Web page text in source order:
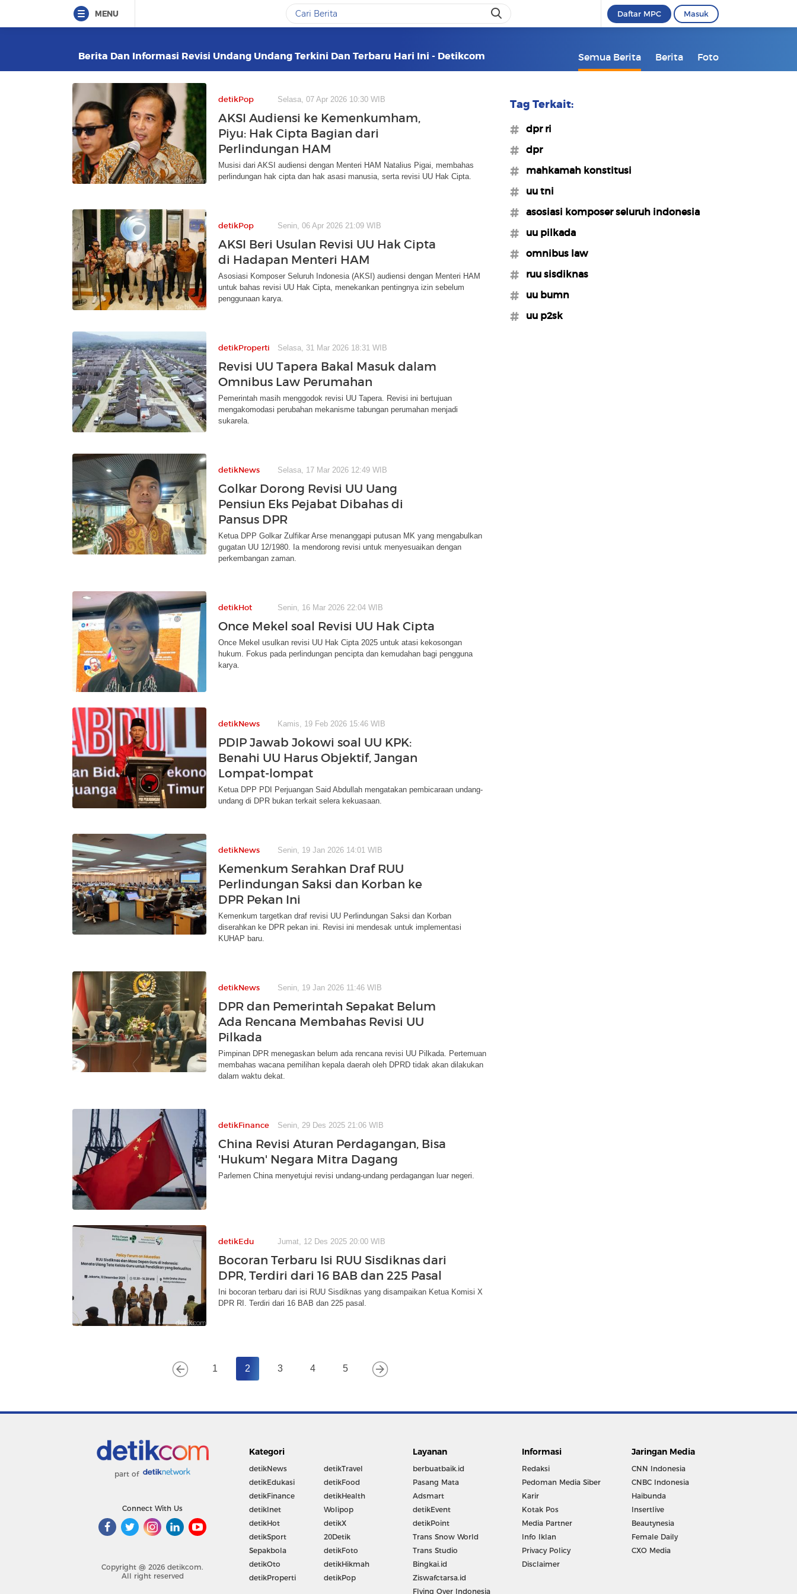
MENU Daftar MPC Masuk
Berita Dan Informasi Revisi Undang Undang Terkini Dan Terbaru Hari Ini - Detikcom Semua Berita Berita Foto
detikPop Selasa, 07 Apr 2026 10:30 WIB
AKSI Audiensi ke Kemenkumham,
Piyu: Hak Cipta Bagian dari
Perlindungan HAM
Musisi dari AKSI audiensi dengan Menteri HAM Natalius Pigai, membahas
perlindungan hak cipta dan hak asasi manusia, serta revisi UU Hak Cipta.
detikPop Senin, 06 Apr 2026 21:09 WIB
AKSI Beri Usulan Revisi UU Hak Cipta
di Hadapan Menteri HAM
Asosiasi Komposer Seluruh Indonesia (AKSI) audiensi dengan Menteri HAM
untuk bahas revisi UU Hak Cipta, menekankan pentingnya izin sebelum
penggunaan karya.
detikProperti Selasa, 31 Mar 2026 18:31 WIB
Revisi UU Tapera Bakal Masuk dalam
Omnibus Law Perumahan
Pemerintah masih menggodok revisi UU Tapera. Revisi ini bertujuan
mengakomodasi perubahan mekanisme tabungan perumahan menjadi
sukarela.
detikNews Selasa, 17 Mar 2026 12:49 WIB
Golkar Dorong Revisi UU Uang
Pensiun Eks Pejabat Dibahas di
Pansus DPR
Ketua DPP Golkar Zulfikar Arse menanggapi putusan MK yang mengabulkan
gugatan UU 12/1980. Ia mendorong revisi untuk menyesuaikan dengan
perkembangan zaman.
detikHot Senin, 16 Mar 2026 22:04 WIB
Once Mekel soal Revisi UU Hak Cipta
Once Mekel usulkan revisi UU Hak Cipta 2025 untuk atasi kekosongan
hukum. Fokus pada perlindungan pencipta dan kemudahan bagi pengguna
karya.
detikNews Kamis, 19 Feb 2026 15:46 WIB
PDIP Jawab Jokowi soal UU KPK:
Benahi UU Harus Objektif, Jangan
Lompat-lompat
Ketua DPP PDI Perjuangan Said Abdullah mengatakan pembicaraan undang-
undang di DPR bukan terkait selera kekuasaan.
detikNews Senin, 19 Jan 2026 14:01 WIB
Kemenkum Serahkan Draf RUU
Perlindungan Saksi dan Korban ke
DPR Pekan Ini
Kemenkum targetkan draf revisi UU Perlindungan Saksi dan Korban
diserahkan ke DPR pekan ini. Revisi ini mendesak untuk implementasi
KUHAP baru.
detikNews Senin, 19 Jan 2026 11:46 WIB
DPR dan Pemerintah Sepakat Belum
Ada Rencana Membahas Revisi UU
Pilkada
Pimpinan DPR menegaskan belum ada rencana revisi UU Pilkada. Pertemuan
membahas wacana pemilihan kepala daerah oleh DPRD tidak akan dilakukan
dalam waktu dekat.
detikFinance Senin, 29 Des 2025 21:06 WIB
China Revisi Aturan Perdagangan, Bisa
'Hukum' Negara Mitra Dagang
Parlemen China menyetujui revisi undang-undang perdagangan luar negeri.
detikEdu Jumat, 12 Des 2025 20:00 WIB
Bocoran Terbaru Isi RUU Sisdiknas dari
DPR, Terdiri dari 16 BAB dan 225 Pasal
Ini bocoran terbaru dari isi RUU Sisdiknas yang disampaikan Ketua Komisi X
DPR RI. Terdiri dari 16 BAB dan 225 pasal.
1 2 3 4 5
Tag Terkait:
#dpr ri
#dpr
#mahkamah konstitusi
#uu tni
#asosiasi komposer seluruh indonesia
#uu pilkada
#omnibus law
#ruu sisdiknas
#uu bumn
#uu p2sk
part of
Connect With Us
Copyright @ 2026 detikcom.
All right reserved
Kategori
detikNews
detikEdukasi
detikFinance
detikInet
detikHot
detikSport
Sepakbola
detikOto
detikProperti
detikTravel
detikFood
detikHealth
Wolipop
detikX
20Detik
detikFoto
detikHikmah
detikPop
Layanan
berbuatbaik.id
Pasang Mata
Adsmart
detikEvent
detikPoint
Trans Snow World
Trans Studio
Bingkai.id
Ziswafctarsa.id
Flying Over Indonesia
Informasi
Redaksi
Pedoman Media Siber
Karir
Kotak Pos
Media Partner
Info Iklan
Privacy Policy
Disclaimer
Jaringan Media
CNN Indonesia
CNBC Indonesia
Haibunda
Insertlive
Beautynesia
Female Daily
CXO Media